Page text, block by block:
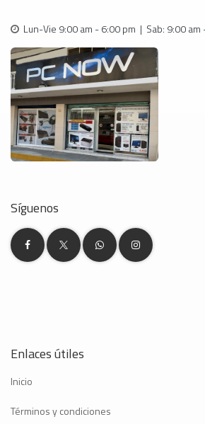
Lun-Vie 9:00 am - 6:00 pm | Sab: 9:00 am
Síguenos
Enlaces útiles
Inicio
Términos y condiciones